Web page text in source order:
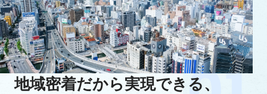
地域密着だから実現できる、